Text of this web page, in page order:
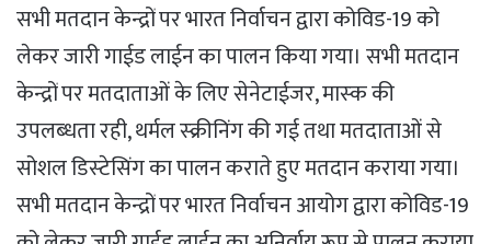
सभी मतदान केन्‍द्रों पर भारत निर्वाचन द्वारा कोविड-19 को
लेक‍र जारी गाईड लाईन का पालन किया गया। सभी मतदान
केन्‍द्रों पर मतदाताओं के लिए सेनेटाईजर, मास्‍क की
उपलब्‍धता रही, थर्मल स्‍क्रीनिंग की गई तथा मतदाताओं से
सोशल डिस्‍टेसिंग का पालन कराते हुए मतदान कराया गया।
सभी मतदान केन्‍द्रों पर भारत निर्वाचन आयोग द्वारा कोविड-19